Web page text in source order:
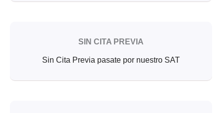
SIN CITA PREVIA
Sin Cita Previa pasate por nuestro SAT